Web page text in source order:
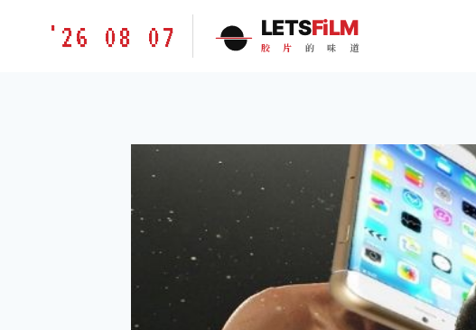
胶'26 08 07 LETSFiLM
胶 片 的 味 道